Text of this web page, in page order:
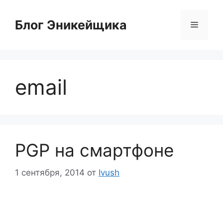
содержимому
Блог Эникейщика Меню
email
PGP на смартфоне
1 сентября, 2014 от Ivush